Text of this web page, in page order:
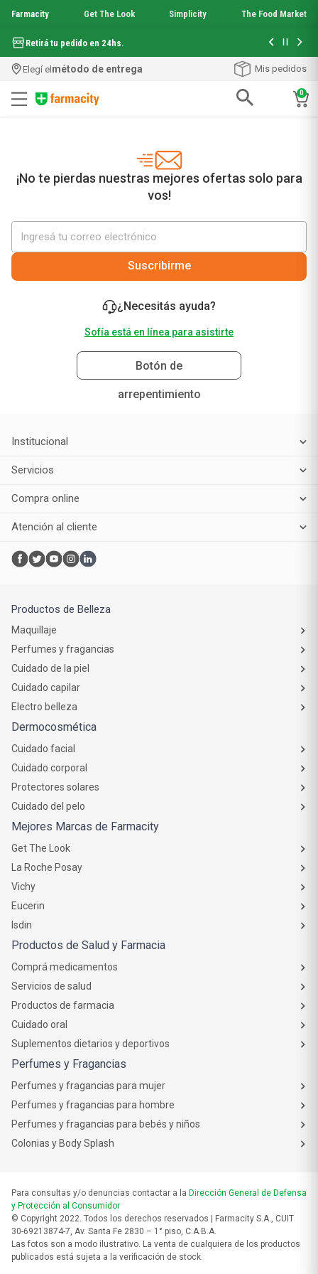
Farmacity Get The Look Simplicity The Food Market
Retirá tu pedido en 24hs. Hasta 6
Elegí elmétodo de entrega Mis pedidos
0
¡No te pierdas nuestras mejores ofertas solo para
vos!
Suscribirme
¿Necesitás ayuda?
Sofía está en línea para asistirte
Botón de
arrepentimiento
Institucional
Servicios
Compra online
Atención al cliente
Productos de Belleza
Maquillaje
Perfumes y fragancias
Cuidado de la piel
Cuidado capilar
Electro belleza
Dermocosmética
Cuidado facial
Cuidado corporal
Protectores solares
Cuidado del pelo
Mejores Marcas de Farmacity
Get The Look
La Roche Posay
Vichy
Eucerin
Isdin
Productos de Salud y Farmacia
Comprá medicamentos
Servicios de salud
Productos de farmacia
Cuidado oral
Suplementos dietarios y deportivos
Perfumes y Fragancias
Perfumes y fragancias para mujer
Perfumes y fragancias para hombre
Perfumes y fragancias para bebés y niños
Colonias y Body Splash
Para consultas y/o denuncias contactar a la Dirección General de Defensa
y Protección al Consumidor
© Copyright 2022. Todos los derechos reservados | Farmacity S.A., CUIT
30-69213874-7, Av. Santa Fe 2830 – 1° piso, C.A.B.A.
Las fotos son a modo ilustrativo. La venta de cualquiera de los productos
publicados está sujeta a la verificación de stock.
garnier toque seco crema facial
. mineral 89
6
protector solar
8
9